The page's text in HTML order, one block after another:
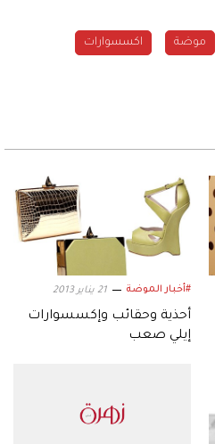
موضة اكسسوارات
#أخبار الموضة 21 يناير 2013
أحذية وحقائب وإكسسوارات
إيلي صعب